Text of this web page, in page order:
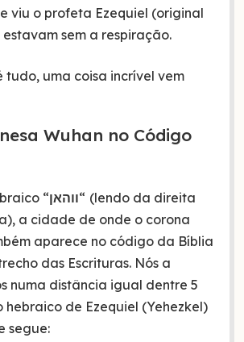
viu o profeta Ezequiel (original
sem a respiração.
tudo, uma coisa incrível vem
Wuhan no Código
“ווהאן“ (lendo da direita
a cidade de onde o corona
aparece no código da Bíblia
das Escrituras. Nós a
numa distância igual dentre 5
hebraico de Ezequiel (Yehezkel)
segue: